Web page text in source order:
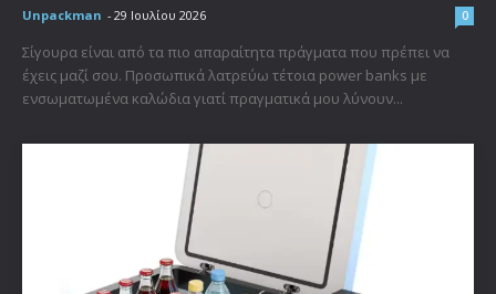
Unpackman - 29 Ιουλίου 2026 0
Σίγουρα είναι από τα πιο απαραίτητα πράγματα που πρέπει να
έχεις μαζί σου. Προσωπικά λατρεύω τέτοια power banks με
ενσωματωμένα καλώδια γιατί πραγματικά μου λύνουν...